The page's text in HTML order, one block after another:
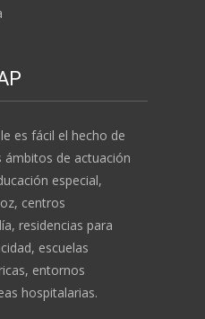
es fácil el hecho de
de actuación
especial,
centros
residencias para
escuelas
entornos
hospitalarias.